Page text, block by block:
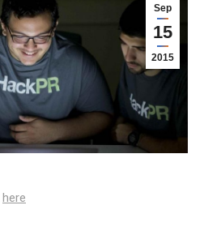
Sep
15
2015
here